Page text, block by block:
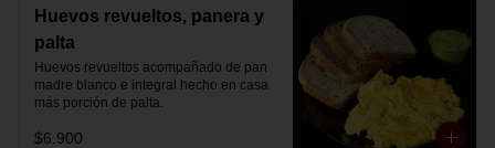
Huevos revueltos, panera y
palta
Huevos revueltos acompañado de pan
madre blanco e integral hecho en casa
más porción de palta.
$6.900